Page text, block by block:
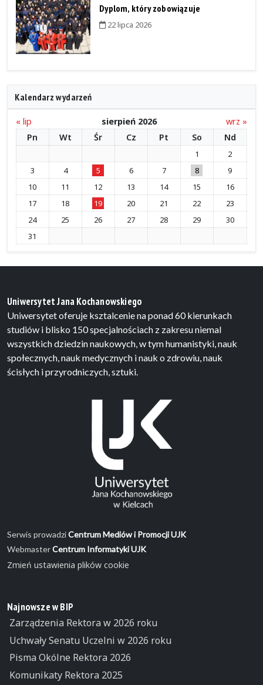
Dyplom, który zobowiązuje
22 lipca 2026
Kalendarz wydarzeń
« lip sierpień 2026
wrz »
Pn
Wt Śr Cz Pt So Nd
1
2
3
4 5 6 7 8
9
10
11 12 13 14 15
16
17
18 19 20 21 22
23
24
25 26 27 28 29
30
31
Uniwersytet Jana Kochanowskiego
Uniwersytet oferuje ksztalcenie na ponad 60 kierunkach
studiów i blisko 150 specjalnościach z zakresu niemal
wszystkich dziedzin naukowych, w tym humanistyki, nauk
społecznych, nauk medycznych i nauk o zdrowiu, nauk
ścisłych i przyrodniczych, sztuki.
Serwis prowadziCentrum Mediów i Promocji UJK
WebmasterCentrum Informatyki UJK
Zmień ustawienia plików cookie
Najnowsze w BIP
Zarządzenia Rektora w 2026 roku
Uchwały Senatu Uczelni w 2026 roku
Pisma Okólne Rektora 2026
Komunikaty Rektora 2025